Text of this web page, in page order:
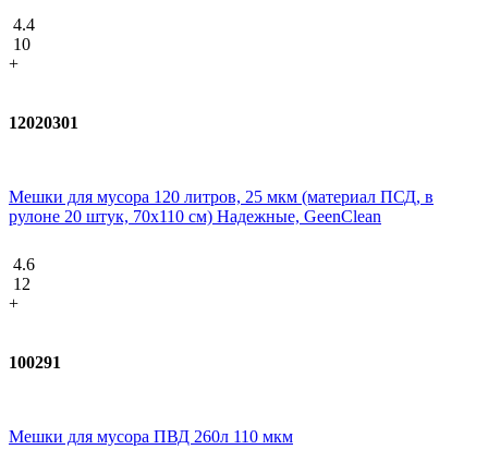
4.4
10
+
12020301
Мешки для мусора 120 литров, 25 мкм (материал ПСД, в
рулоне 20 штук, 70x110 см) Надежные, GeenClean
4.6
12
+
100291
Мешки для мусора ПВД 260л 110 мкм